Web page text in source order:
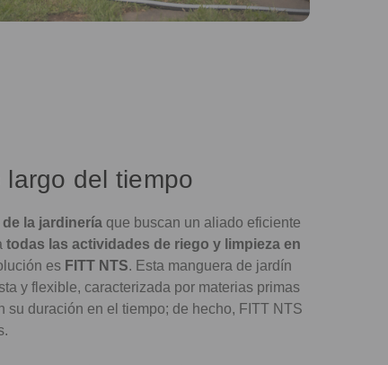
del tiempo
la jardinería que buscan un aliado eficiente
todas las actividades de riego y limpieza en
es FITT NTS. Esta manguera de jardín
y flexible, caracterizada por materias primas
su duración en el tiempo; de hecho, FITT NTS